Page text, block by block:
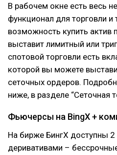
В рабочем окне есть весь
функционал для торговли и
возможность купить актив
выставит лимитный или
спотовой торговли есть
которой вы можете
сеточных ордеров.
ниже, в разделе “Сеточная
Фьючерсы на BingX +
На бирже БингХ доступны
деривативами –